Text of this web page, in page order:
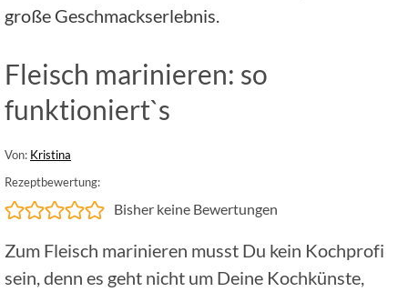
große Geschmackserlebnis.
Fleisch marinieren: so
funktioniert`s
Von: Kristina
Rezeptbewertung:
Bisher keine Bewertungen
Zum Fleisch marinieren musst Du kein Kochprofi
sein, denn es geht nicht um Deine Kochkünste,